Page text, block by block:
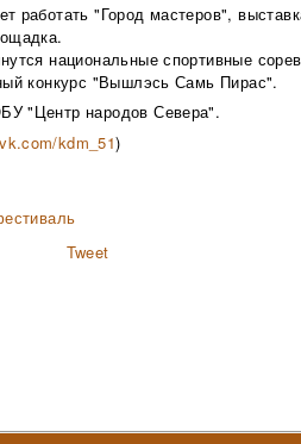
работать "Город мастеров",
национальные спортивные
конкурс "Вышлэсь Самь Пирас".
"Центр народов Севера".
kdm_51)
Tweet